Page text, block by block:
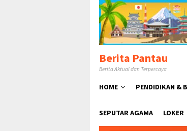
Loncat
konten
Berita Pantau
Berita Aktual dan Terpercaya
HOME PENDIDIKAN &
SEPUTAR AGAMA LOKER